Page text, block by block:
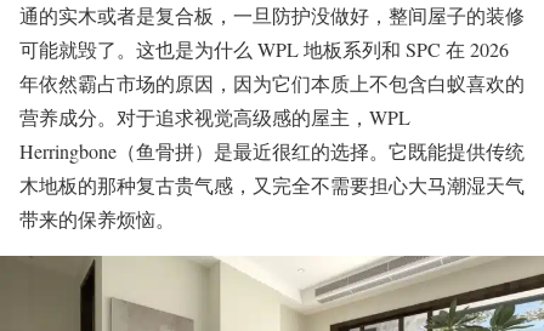
通的实木或者是复合板，一旦防护没做好，整间屋子的装修
可能就毁了。这也是为什么 WPL 地板系列和 SPC 在 2026
年依然霸占市场的原因，因为它们本质上不包含白蚁喜欢的
营养成分。对于追求视觉高级感的屋主，WPL
Herringbone（鱼骨拼）是最近很红的选择。它既能提供传统
木地板的那种复古贵气感，又完全不需要担心大马潮湿天气
带来的保养烦恼。